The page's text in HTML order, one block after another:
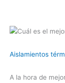
Aislamientos
A la hora de